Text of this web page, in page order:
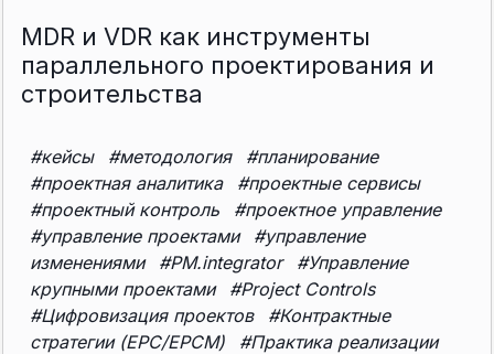
MDR и VDR как инструменты
параллельного проектирования и
строительства
#кейсы #методология
#планирование
#проектная аналитика
#проектные сервисы
#проектный контроль
#проектное управление
#управление проектами
#управление
изменениями
#PM.integrator
#Управление
крупными проектами
#Project Controls
#Цифровизация проектов
#Контрактные
стратегии (EPC/EPCM)
#Практика реализации